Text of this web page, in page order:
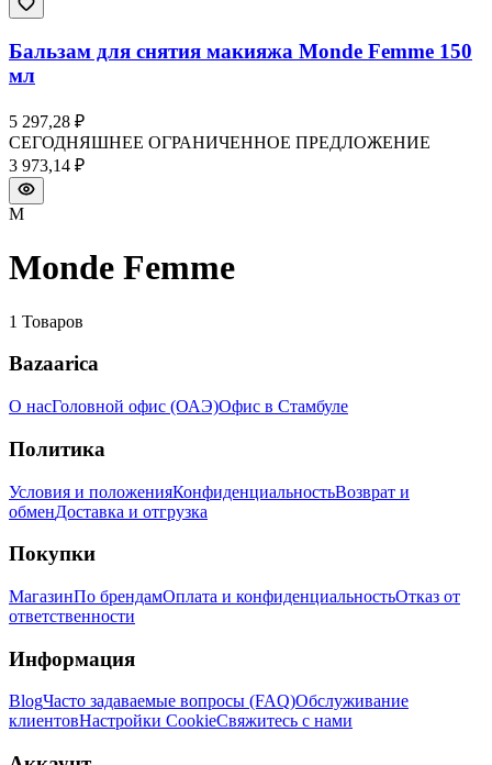
Бальзам для снятия макияжа Monde Femme 150
мл
5 297,28 ₽
СЕГОДНЯШНЕЕ ОГРАНИЧЕННОЕ ПРЕДЛОЖЕНИЕ
3 973,14 ₽
M
Monde Femme
1 Товаров
Bazaarica
О насГоловной офис (ОАЭ)Офис в Стамбуле
Политика
Условия и положенияКонфиденциальностьВозврат и
обменДоставка и отгрузка
Покупки
МагазинПо брендамОплата и конфиденциальностьОтказ от
ответственности
Информация
BlogЧасто задаваемые вопросы (FAQ)Обслуживание
клиентовНастройки CookieСвяжитесь с нами